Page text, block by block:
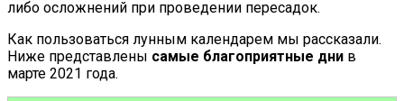
либо осложнений при проведении пересадок.
Как пользоваться лунным календарем мы рассказали.
Ниже представлены самые благоприятные дни в
марте 2021 года.